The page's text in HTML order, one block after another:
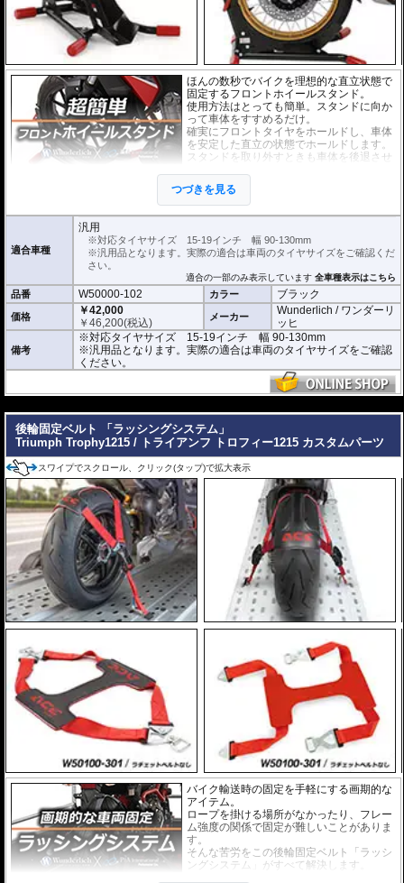
ほんの数秒でバイクを理想的な直立状態で
固定するフロントホイールスタンド。
使用方法はとっても簡単。スタンドに向か
って車体をすすめるだけ。
確実にフロントタイヤをホールドし、車体
を安定した直立の状態でホールドします。
スタンドを取り外すときも車体を後退させ
また、ベルト等でスタンドとホイールを留
めればスタンドが外れることはありませ
ん。
ぜひ動画でその手軽さをご確認ください。
対応タイヤサイズ 15-19インチ 幅 90-130mm
つづきを見る
適合車種
汎用
※対応タイヤサイズ 15-19インチ 幅 90-130mm
※汎用品となります。実際の適合は車両のタイヤサイズをご確認くだ
さい。
適合の一部のみ表示しています全車種表示はこちら
品番 W50000-102 カラー ブラック
価格
￥42,000
￥46,200(税込) メーカー
Wunderlich / ワンダーリ
ッヒ
備考
※対応タイヤサイズ 15-19インチ 幅 90-130mm
※汎用品となります。実際の適合は車両のタイヤサイズをご確認
ください。
後輪固定ベルト 「ラッシングシステム」
Triumph Trophy1215 / トライアンフ トロフィー1215 カスタムパーツ
スワイプでスクロール、クリック(タップ)で拡大表示
バイク輸送時の固定を手軽にする画期的な
アイテム。
ロープを掛ける場所がなかったり、フレー
ム強度の関係で固定が難しいことがありま
す。
そんな苦労をこの後輪固定ベルト「ラッシ
ングシステム」がすべて解決します。